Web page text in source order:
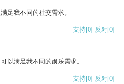
足我不同的社交需求。
支持[0] 反对[0]
以满足我不同的娱乐需求。
支持[0] 反对[0]